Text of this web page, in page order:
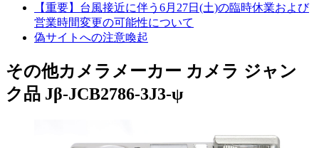
【重要】台風接近に伴う6月27日(土)の臨時休業および
営業時間変更の可能性について
偽サイトへの注意喚起
その他カメラメーカー カメラ ジャン
ク品 Jβ-JCB2786-3J3-ψ